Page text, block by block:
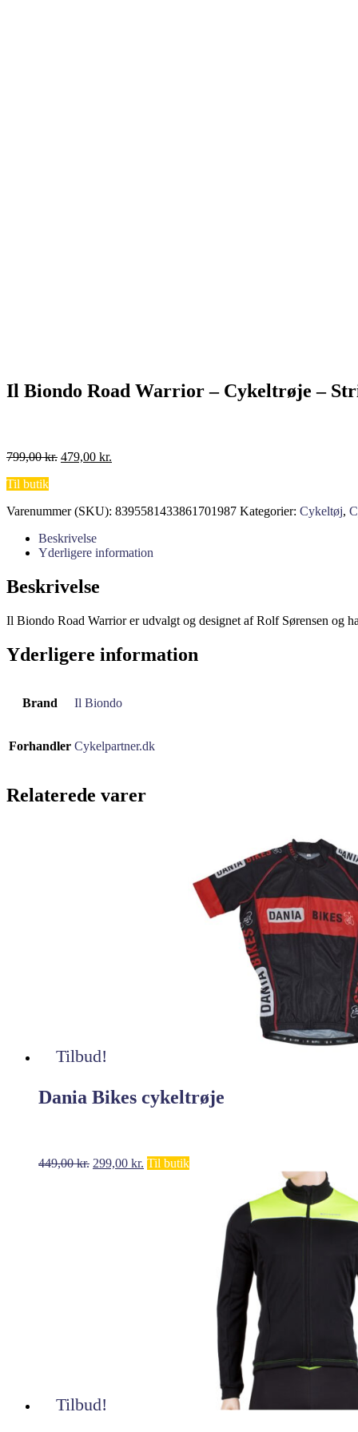
Il Biondo Road Warrior – Cykeltrøje –
799,00kr. Den
799,00 kr..
479,00 kr.
479,00 kr..
Til butik
Varenummer (SKU): 8395581433861701987 Kategorier: Cykeltøj,
Beskrivelse
Yderligere information
Beskrivelse
Il Biondo Road Warrior er udvalgt og designet af Rolf Sørensen og
Yderligere information
Brand Il Biondo
Forhandler Cykelpartner.dk
Relaterede varer
Tilbud!
Dania Bikes cykeltrøje
449,00kr. Den
299,00 kr. Den
Til butik
Tilbud!